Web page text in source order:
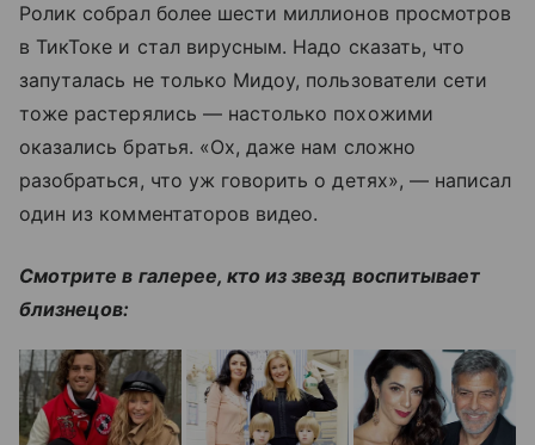
Ролик собрал более шести миллионов просмотров
в ТикТоке и стал вирусным. Надо сказать, что
запуталась не только Мидоу, пользователи сети
тоже растерялись — настолько похожими
оказались братья. «Ох, даже нам сложно
разобраться, что уж говорить о детях», — написал
один из комментаторов видео.
Смотрите в галерее, кто из звезд воспитывает
близнецов: